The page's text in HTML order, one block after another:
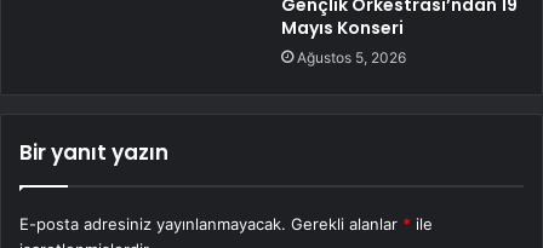
Gençlik Orkestrası’ndan 19
Mayıs Konseri
Ağustos 5, 2026
Bir yanıt yazın
E-posta adresiniz yayınlanmayacak. Gerekli alanlar * ile